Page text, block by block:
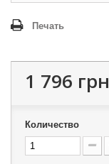
Печать
1 796 грн
Количество